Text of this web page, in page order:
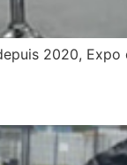
2020, Expo